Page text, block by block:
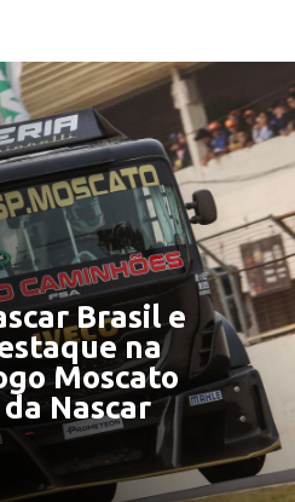
Brasil e
na
Moscato
Nascar